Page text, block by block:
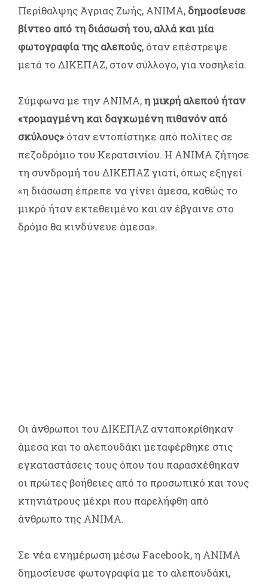
Περίθαλψης Άγριας Ζωής, ΑΝΙΜΑ, δημοσίευσε
βίντεο από τη διάσωσή του, αλλά και μία
φωτογραφία της αλεπούς, όταν επέστρεψε
μετά το ΔΙΚΕΠΑΖ, στον σύλλογο, για νοσηλεία.
Σύμφωνα με την ΑΝΙΜΑ,η μικρή αλεπού ήταν
«τρομαγμένη και δαγκωμένη πιθανόν από
σκύλους» όταν εντοπίστηκε από πολίτες σε
πεζοδρόμιο του Κερατσινίου. Η ΑΝΙΜΑ ζήτησε
τη συνδρομή του ΔΙΚΕΠΑΖ γιατί, όπως εξηγεί
«η διάσωση έπρεπε να γίνει άμεσα, καθώς το
μικρό ήταν εκτεθειμένο και αν έβγαινε στο
δρόμο θα κινδύνευε άμεσα».
Οι άνθρωποι του ΔΙΚΕΠΑΖ ανταποκρίθηκαν
άμεσα και το αλεπουδάκι μεταφέρθηκε στις
εγκαταστάσεις τους όπου του παρασχέθηκαν
οι πρώτες βοήθειες από το προσωπικό και τους
κτηνιάτρους μέχρι που παρελήφθη από
άνθρωπο της ΑΝΙΜΑ.
Σε νέα ενημέρωση μέσω Facebook, η ΑΝΙΜΑ
δημοσίευσε φωτογραφία με το αλεπουδάκι,